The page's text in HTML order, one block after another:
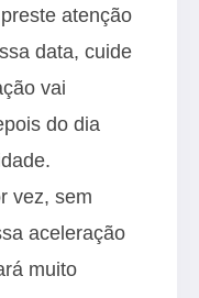
atenção
data, cuide
vai
do dia
vez, sem
aceleração
muito